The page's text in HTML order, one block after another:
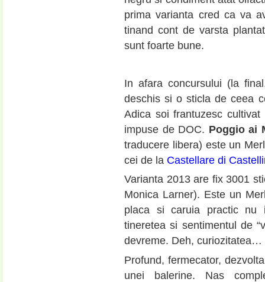
prima varianta cred ca va
tinand cont de varsta
sunt foarte bune.
In afara concursului (la
deschis si o sticla de ceea
Adica soi frantuzesc
impuse de DOC. Poggio ai
traducere libera) este un
cei de la Castellare di
Varianta 2013 are fix 3001
Monica Larner). Este un
placa si caruia practic nu
tineretea si sentimentul de
devreme. Deh, curiozitatea…
Profund, fermecator,
unei balerine. Nas